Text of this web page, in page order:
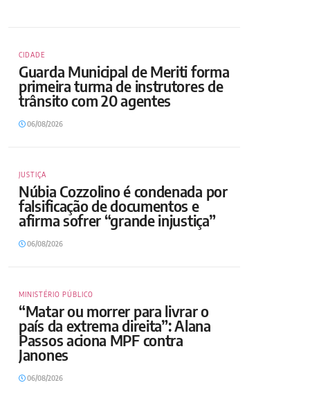
CIDADE
Guarda Municipal de Meriti forma
primeira turma de instrutores de
trânsito com 20 agentes
06/08/2026
JUSTIÇA
Núbia Cozzolino é condenada por
falsificação de documentos e
afirma sofrer “grande injustiça”
06/08/2026
MINISTÉRIO PÚBLICO
“Matar ou morrer para livrar o
país da extrema direita”: Alana
Passos aciona MPF contra
Janones
06/08/2026